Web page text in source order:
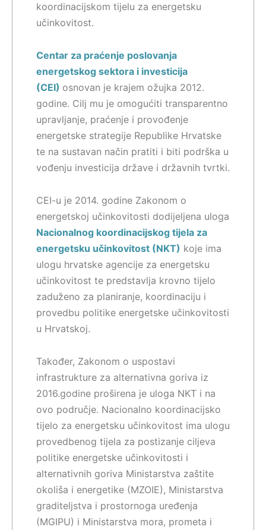
koordinacijskom tijelu za energetsku
učinkovitost.
Centar za praćenje poslovanja
energetskog sektora i investicija
(CEI) osnovan je krajem ožujka 2012.
godine. Cilj mu je omogućiti transparentno
upravljanje, praćenje i provođenje
energetske strategije Republike Hrvatske
te na sustavan način pratiti i biti podrška u
vođenju investicija države i državnih tvrtki.
CEI-u je 2014. godine Zakonom o
energetskoj učinkovitosti dodijeljena uloga
Nacionalnog koordinacijskog tijela za
energetsku učinkovitost (NKT) koje ima
ulogu hrvatske agencije za energetsku
učinkovitost te predstavlja krovno tijelo
zaduženo za planiranje, koordinaciju i
provedbu politike energetske učinkovitosti
u Hrvatskoj.
Također, Zakonom o uspostavi
infrastrukture za alternativna goriva iz
2016.godine proširena je uloga NKT i na
ovo područje. Nacionalno koordinacijsko
tijelo za energetsku učinkovitost ima ulogu
provedbenog tijela za postizanje ciljeva
politike energetske učinkovitosti i
alternativnih goriva Ministarstva zaštite
okoliša i energetike (MZOIE), Ministarstva
graditeljstva i prostornoga uređenja
(MGIPU) i Ministarstva mora, prometa i